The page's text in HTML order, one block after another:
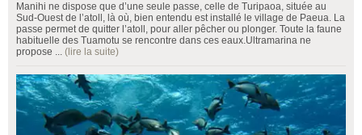
Manihi ne dispose que d’une seule passe, celle de Turipaoa, située au
Sud-Ouest de l’atoll, là où, bien entendu est installé le village de Paeua. La
passe permet de quitter l’atoll, pour aller pêcher ou plonger. Toute la faune
habituelle des Tuamotu se rencontre dans ces eaux.Ultramarina ne
propose ... (lire la suite)